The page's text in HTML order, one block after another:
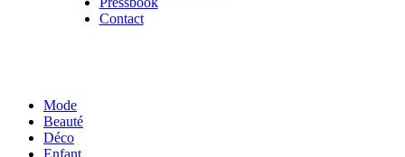
Contact
Mode
Beauté
Déco
Enfant